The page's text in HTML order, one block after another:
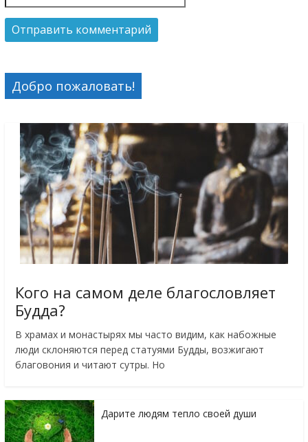
Добро пожаловать!
Кого на самом деле благословляет
Будда?
В храмах и монастырях мы часто видим, как набожные
люди склоняются перед статуями Будды, возжигают
благовония и читают сутры. Но
Дарите людям тепло своей души